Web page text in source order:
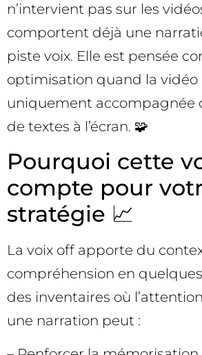
n’intervient pas sur les
comportent déjà une
piste voix. Elle est pensée
optimisation quand la vidéo
uniquement accompagnée
de textes à l’écran. 🧩
Pourquoi cette
compte pour
stratégie 📈
La voix off apporte du
compréhension en
des inventaires où
une narration peut :